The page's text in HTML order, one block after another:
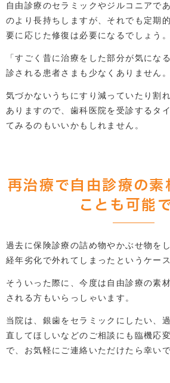
自由診療のセラミックやジルコニアで
のより長持ちしますが、それでも定期
要に応じた修復は必要になるでしょう。
「すごく昔に治療をした部分が気にな
診される患者さまも少なくありません。
気づかないうちにすり減っていたり割
ありますので、歯科医院を受診するタ
てみるのもいいかもしれません。
再治療で自由診療の素
ことも可能
過去に保険診療の詰め物やかぶせ物を
経年劣化で外れてしまったというケー
そういった際に、今度は自由診療の素
される方もいらっしゃいます。
当院は、銀歯をセラミックにしたい、
直してほしいなどのご相談にも臨機応
で、お気軽にご連絡いただけたら幸いで